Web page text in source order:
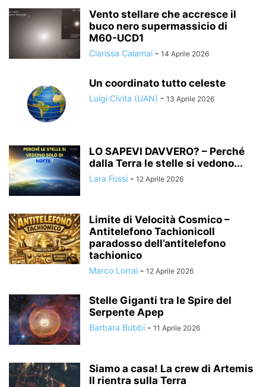
Vento stellare che accresce il
buco nero supermassicio di
M60-UCD1
Clarissa Calamai - 14 Aprile 2026
Un coordinato tutto celeste
Luigi Civita (UAN) - 13 Aprile 2026
LO SAPEVI DAVVERO? – Perché
dalla Terra le stelle si vedono...
Lara Fossi - 12 Aprile 2026
Limite di Velocità Cosmico –
Antitelefono TachionicoIl
paradosso dell’antitelefono
tachionico
Marco Lorrai - 12 Aprile 2026
Stelle Giganti tra le Spire del
Serpente Apep
Barbara Bubbi - 11 Aprile 2026
Siamo a casa! La crew di Artemis
II rientra sulla Terra